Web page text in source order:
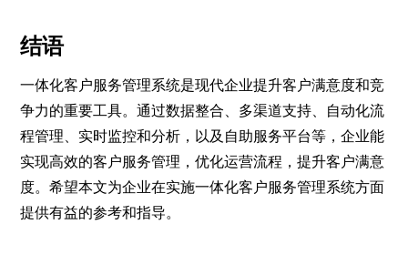
结语
一体化客户服务管理系统是现代企业提升客户满意度和竞
争力的重要工具。通过数据整合、多渠道支持、自动化流
程管理、实时监控和分析，以及自助服务平台等，企业能
实现高效的客户服务管理，优化运营流程，提升客户满意
度。希望本文为企业在实施一体化客户服务管理系统方面
提供有益的参考和指导。